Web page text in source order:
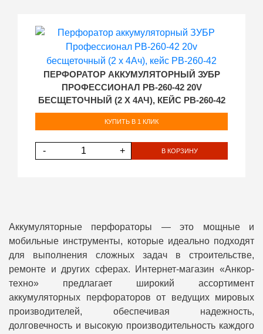
ПЕРФОРАТОР АККУМУЛЯТОРНЫЙ ЗУБР
ПРОФЕССИОНАЛ PB-260-42 20V
БЕСЩЕТОЧНЫЙ (2 X 4АЧ), КЕЙС PB-260-42
КУПИТЬ В 1 КЛИК
- + В КОРЗИНУ
Аккумуляторные перфораторы — это мощные и
мобильные инструменты, которые идеально подходят
для выполнения сложных задач в строительстве,
ремонте и других сферах. Интернет-магазин «Анкор-
техно» предлагает широкий ассортимент
аккумуляторных перфораторов от ведущих мировых
производителей, обеспечивая надежность,
долговечность и высокую производительность каждого